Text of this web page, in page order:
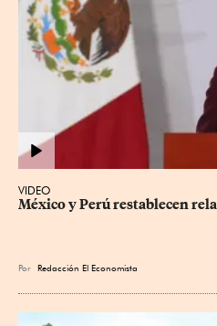
VIDEO
México y Perú restablecen
Por Redacción El Economista